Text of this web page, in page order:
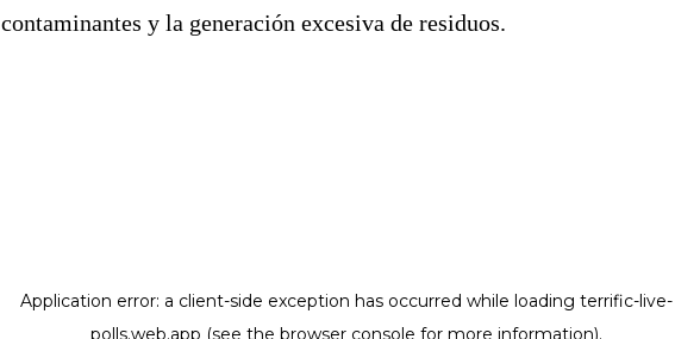
contaminantes y la generación excesiva de residuos.